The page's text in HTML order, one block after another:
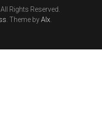
Rights Reserved.
. Theme byAlx